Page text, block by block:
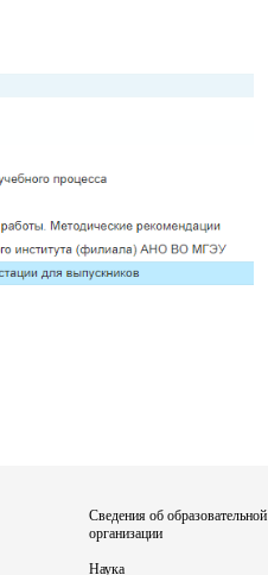
Сведения об образовательной
организации
Наука